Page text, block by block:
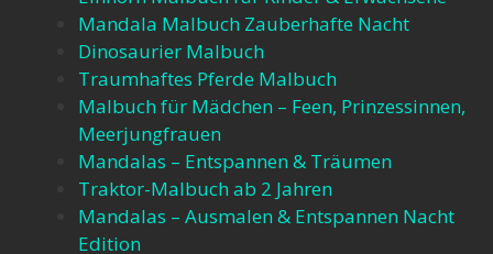
Mandala Malbuch Zauberhafte Nacht
Dinosaurier Malbuch
Traumhaftes Pferde Malbuch
Malbuch für Mädchen – Feen, Prinzessinnen,
Meerjungfrauen​
Mandalas – Entspannen & Träumen​
Traktor-Malbuch ab 2 Jahren​
Mandalas – Ausmalen & Entspannen​ Nacht
Edition